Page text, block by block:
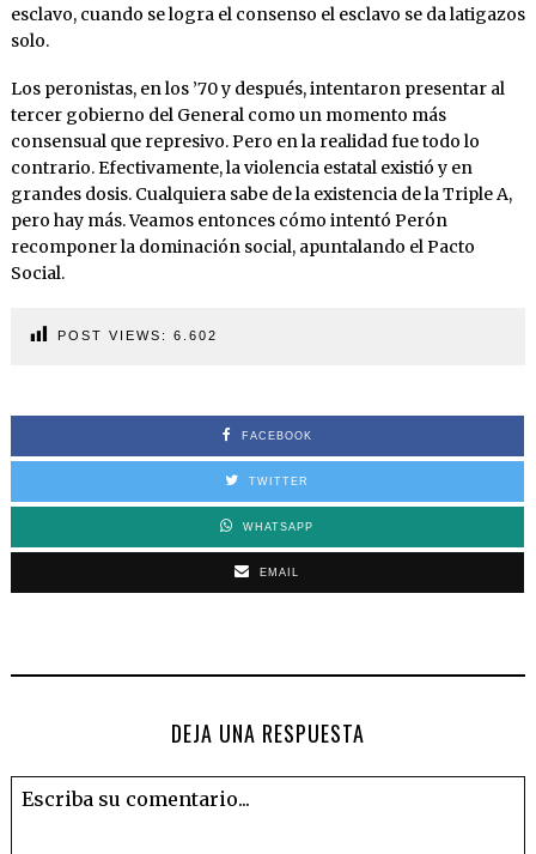
esclavo, cuando se logra el consenso el esclavo se da latigazos
solo.
Los peronistas, en los ’70 y después, intentaron presentar al
tercer gobierno del General como un momento más
consensual que represivo. Pero en la realidad fue todo lo
contrario. Efectivamente, la violencia estatal existió y en
grandes dosis. Cualquiera sabe de la existencia de la Triple A,
pero hay más. Veamos entonces cómo intentó Perón
recomponer la dominación social, apuntalando el Pacto
Social.
POST VIEWS: 6.602
FACEBOOK
TWITTER
WHATSAPP
EMAIL
DEJA UNA RESPUESTA